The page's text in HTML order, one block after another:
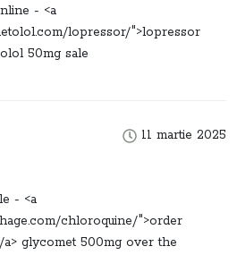
- <a
lopressor/">lopressor
50mg sale
11 martie 2025
- <a
chloroquine/">order
glycomet 500mg over the